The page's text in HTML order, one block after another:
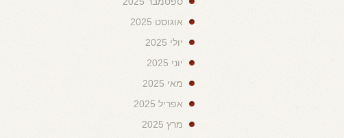
אוגוסט 2025
יולי 2025
יוני 2025
מאי 2025
אפריל 2025
מרץ 2025